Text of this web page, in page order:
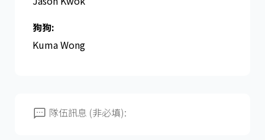
狗狗:
Kuma Wong
隊伍訊息 (非必填):